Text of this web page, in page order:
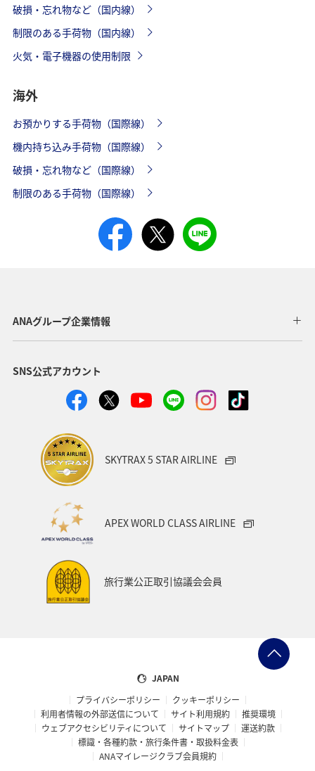
破損・忘れ物など（国内線）
制限のある手荷物（国内線）
火気・電子機器の使用制限
海外
お預かりする手荷物（国際線）
機内持ち込み手荷物（国際線）
破損・忘れ物など（国際線）
制限のある手荷物（国際線）
ANAグループ企業情報
SNS公式アカウント
SKYTRAX 5 STAR AIRLINE
APEX WORLD CLASS AIRLINE
旅行業公正取引協議会会員
JAPAN
プライバシーポリシー
クッキーポリシー
利用者情報の外部送信について
サイト利用規約
推奨環境
ウェブアクセシビリティについて
サイトマップ
運送約款
標識・各種約款・旅行条件書・取扱料金表
ANAマイレージクラブ会員規約